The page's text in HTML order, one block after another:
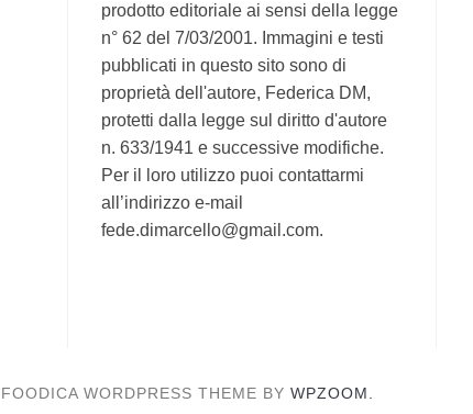
prodotto editoriale ai sensi della legge
n° 62 del 7/03/2001. Immagini e testi
pubblicati in questo sito sono di
proprietà dell'autore, Federica DM,
protetti dalla legge sul diritto d'autore
n. 633/1941 e successive modifiche.
Per il loro utilizzo puoi contattarmi
all’indirizzo e-mail
fede.dimarcello@gmail.com.
FOODICA WORDPRESS THEME BY WPZOOM.